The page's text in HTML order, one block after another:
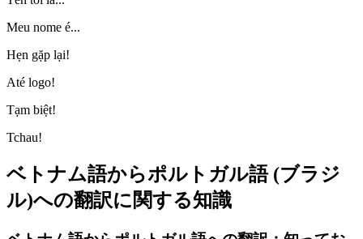
Meu nome é...
Hẹn gặp lại!
Até logo!
Tạm biệt!
Tchau!
ベトナム語からポルトガル語 (ブラジ
ル)への翻訳に関する知識